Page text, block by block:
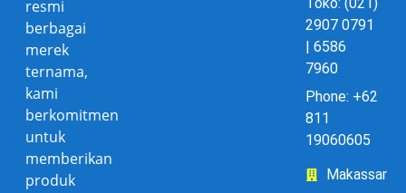
resmi
berbagai
merek
ternama,
kami
berkomitmen
untuk
memberikan
produk
2907 0791
| 6586
7960
Phone: +62
811
19060605
Makassar